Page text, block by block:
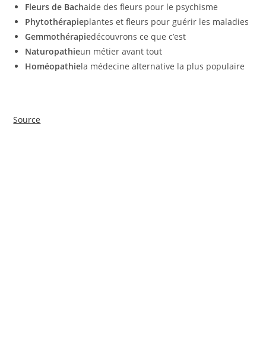
Fleurs de Bachaide des fleurs pour le psychisme
Phytothérapieplantes et fleurs pour guérir les maladies
Gemmothérapiedécouvrons ce que c’est
Naturopathieun métier avant tout
Homéopathiela médecine alternative la plus populaire
Source